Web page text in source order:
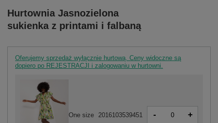
Hurtownia Jasnozielona
sukienka z printami i falbaną
Oferujemy sprzedaż wyłącznie hurtową. Ceny widoczne są
dopiero po REJESTRACJI i zalogowaniu w hurtowni.
One size 2016103539451 - +